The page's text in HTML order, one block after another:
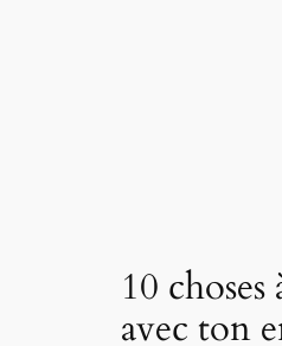
10 choses
avec ton